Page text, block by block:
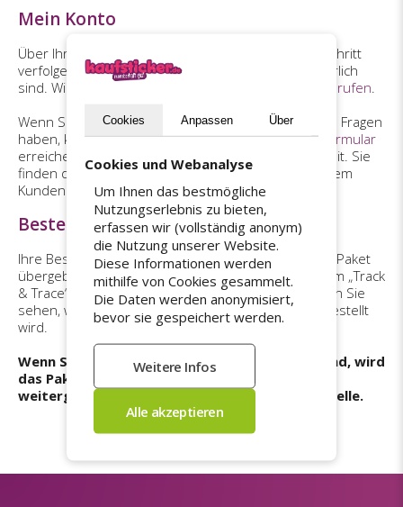
Mein Konto
Über Ihr Kundenkonto können Sie den Bestellfortschritt
verfolgen und sehen, welche Schritte noch erforderlich
sind. Wir empfehlen Ihnen,
zuerst diese Seite aufzurufen.
Wenn Sie nach Überprüfung dieser Schritte weitere Fragen
haben, können Sie uns gerne überunser Kontaktformular
erreichen. Bitte halten Sie Ihre Bestellnummer bereit. Sie
finden diese in Ihrer Bestellbestätigung sowie in Ihrem
Kundenkonto.
Bestellung online verfolgen
Ihre Bestellung wird mit DHL versendet. Sobald das Paket
übergeben wurde, erhalten Sie eine E-Mail mit einem „Track
& Trace“-Link zur Sendungsverfolgung. Damit können Sie
sehen, wo sich Ihr Paket befindet und wann es zugestellt
wird.
Wenn Sie bei der Zustellung nicht anwesend sind, wird
das Paket an ein regionales Sortierzentrum
weitergeleitet und nicht an eine lokale Abholstelle.
Cookies Anpassen Über
Cookies und Webanalyse
Um Ihnen das bestmögliche
Nutzungserlebnis zu bieten,
erfassen wir (vollständig anonym)
die Nutzung unserer Website.
Diese Informationen werden
mithilfe von Cookies gesammelt.
Die Daten werden anonymisiert,
bevor sie gespeichert werden.